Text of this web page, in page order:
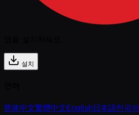
설치
简体中文繁體中文English日本語한국어